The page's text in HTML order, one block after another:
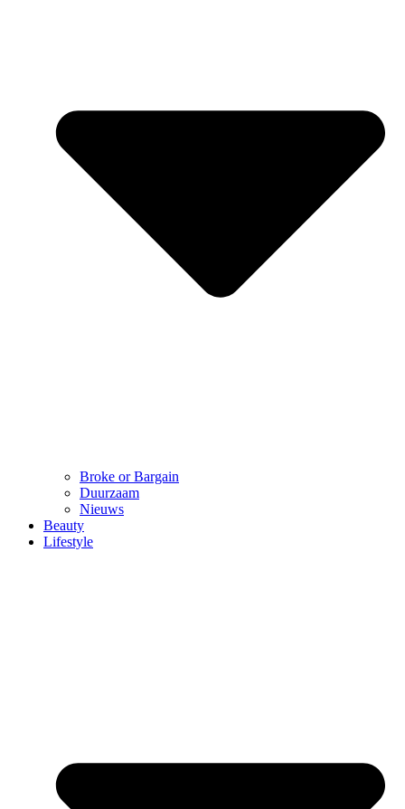
Broke or Bargain
Duurzaam
Nieuws
Beauty
Lifestyle